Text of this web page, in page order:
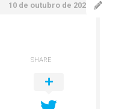
10 de outubro de 2022
SHARE